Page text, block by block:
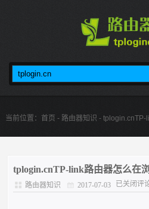
当前位置： 首页 - 路由器知识 - tplogin.cnTP-
tplogin.cnTP-link路由器怎么在
路由器知识 2017-07-03 已关闭评